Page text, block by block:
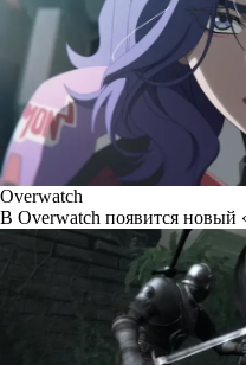
Overwatch
В Overwatch появится